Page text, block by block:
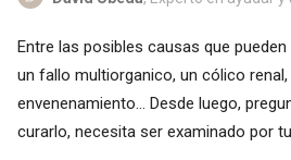
Entre las posibles causas que
un fallo multiorganico, un cólico
envenenamiento... Desde luego,
curarlo, necesita ser examinado por